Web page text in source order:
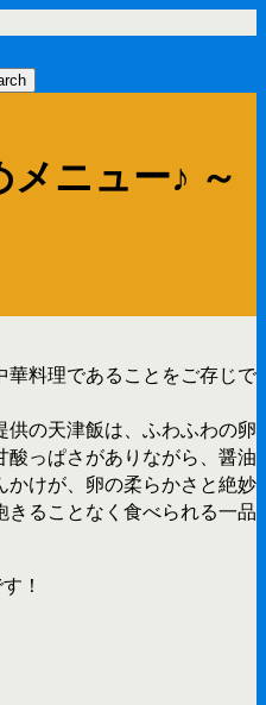
ニュー♪ ～
料理であることをご存じで
の天津飯は、ふわふわの卵
っぱさがありながら、醤油
けが、卵の柔らかさと絶妙
ることなく食べられる一品
！